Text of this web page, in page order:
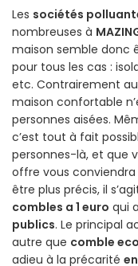
Les sociétés
nombreuses à
maison semble donc
pour tous les cas :
etc. Contrairement
maison confortable
personnes aisées.
c’est tout à fait
personnes-là, et que
offre vous
être plus précis, il
combles a 1 euro qui
publics. Le principal
autre que comble
adieu à la précarité